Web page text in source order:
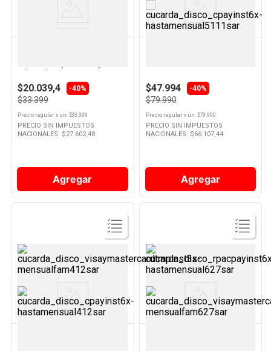
Producto
Polipropileno 20 Kg Krea
$20.039,4 -40%
$33.399
Precio regular x un: $33.399
PRECIO SIN IMPUESTOS
NACIONALES: $27.602,48
Agregar
Producto
$47.994 -40%
$79.990
Precio regularx un: $79.990
PRECIO SIN IMPUESTOS
NACIONALES: $66.107,44
Agregar
Producto
Producto